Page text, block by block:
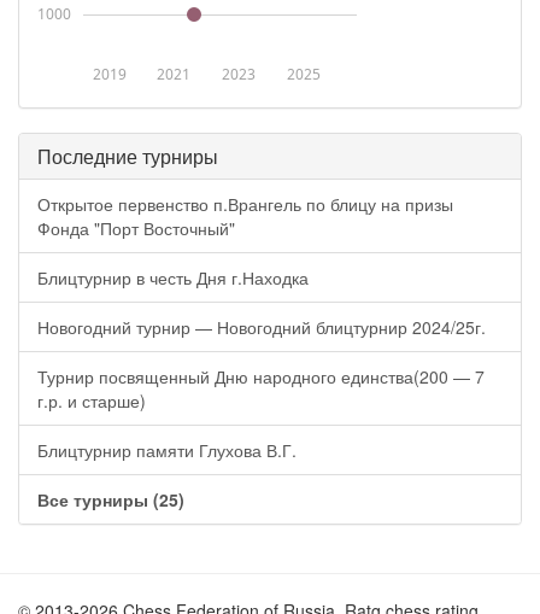
2019 2021 2023 2025
1000
Последние турниры
Открытое первенство п.Врангель по блицу на призы
Фонда "Порт Восточный"
Блицтурнир в честь Дня г.Находка
Новогодний турнир — Новогодний блицтурнир 2024/25г.
Турнир посвященный Дню народного единства(200 — 7
г.р. и старше)
Блицтурнир памяти Глухова В.Г.
Все турниры (25)